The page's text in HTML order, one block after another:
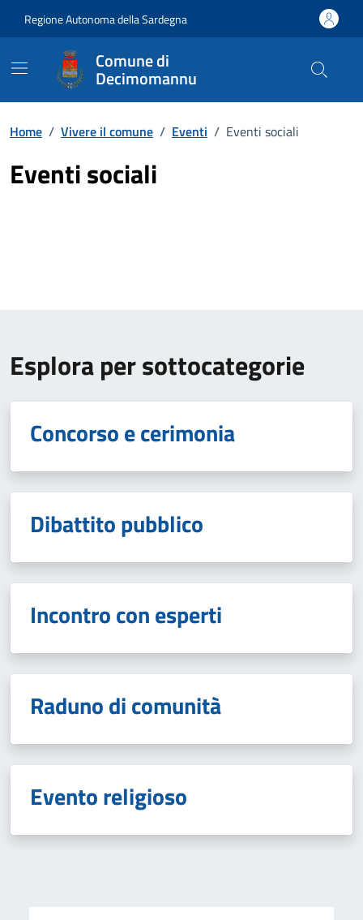
Regione Autonoma della Sardegna
Comune di
Decimomannu
Home / Vivere il comune / Eventi / Eventi sociali
Eventi sociali
Esplora per sottocategorie
Concorso e cerimonia
Dibattito pubblico
Incontro con esperti
Raduno di comunità
Evento religioso